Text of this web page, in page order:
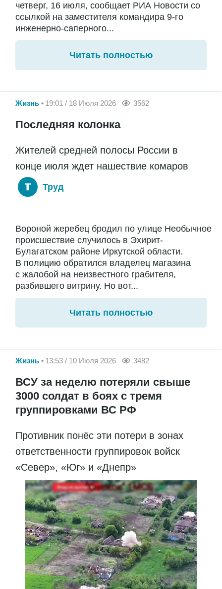
четверг, 16 июля, сообщает РИА Новости со
ссылкой на заместителя командира 9-го
инженерно-саперного...
Читать полностью
Жизнь 19:01 / 18 Июля 2026 3562
Последняя колонка
Жителей средней полосы России в
конце июля ждет нашествие комаров
Труд
Вороной жеребец бродил по улице Необычное
происшествие случилось в Эхирит-
Булагатском районе Иркутской области.
В полицию обратился владелец магазина
с жалобой на неизвестного грабителя,
разбившего витрину. Но вот...
Читать полностью
Жизнь 13:53 / 10 Июля 2026 3482
ВСУ за неделю потеряли свыше
3000 солдат в боях с тремя
группировками ВС РФ
Противник понёс эти потери в зонах
ответственности группировок войск
«Север», «Юг» и «Днепр»